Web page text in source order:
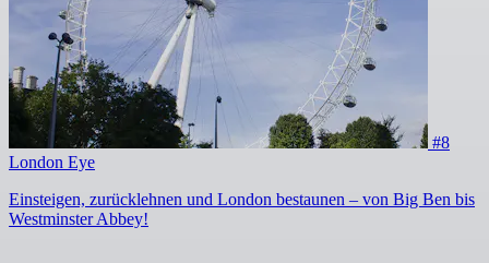
#8
London Eye
Einsteigen, zurücklehnen und London bestaunen – von Big Ben bis
Westminster Abbey!